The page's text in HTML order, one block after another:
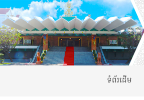
ទំព័រដើម